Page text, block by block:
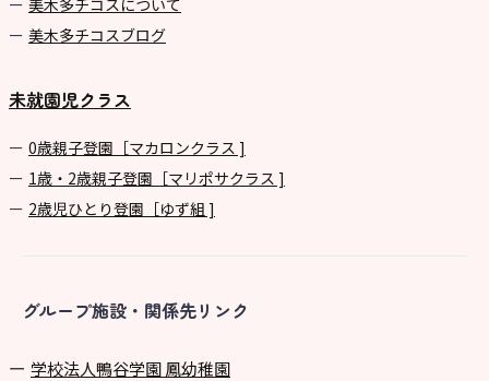
美⽊多チコスについて
美⽊多チコスブログ
未就園児クラス
0歳親子登園［マカロンクラス ]
1歳・2歳親子登園［マリポサクラス ]
2歳児ひとり登園［ゆず組 ]
グループ施設・関係先リンク
学校法⼈鴨⾕学園 鳳幼稚園